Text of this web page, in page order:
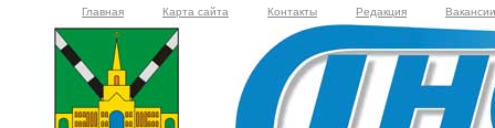
Главная Карта сайта Контакты Редакция Вакансии